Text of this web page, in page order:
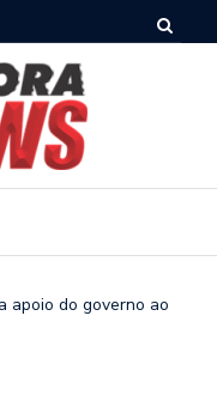
apoio do governo ao